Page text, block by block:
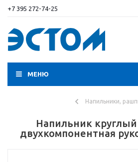
+7 395 272-74-25
МЕНЮ
Напильники,
Напильник
двухкомпонентная